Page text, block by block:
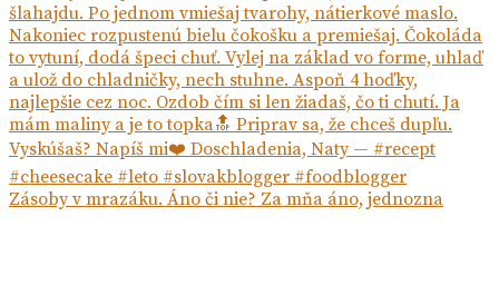
Zásoby v mrazáku. Áno či nie? Za mňa áno, jednozna